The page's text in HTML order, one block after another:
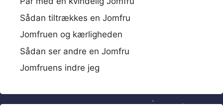
Sådan tiltrækkes en Jomfru
Jomfruen og kærligheden
Sådan ser andre en Jomfru
Jomfruens indre jeg